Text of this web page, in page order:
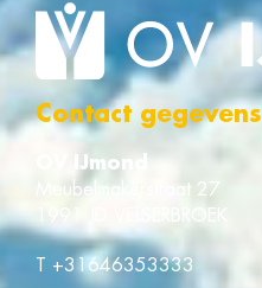
Contact gegevens
OV IJmond
Meubelmakerstraat 27
1991 JD VELSERBROEK
T +31646353333